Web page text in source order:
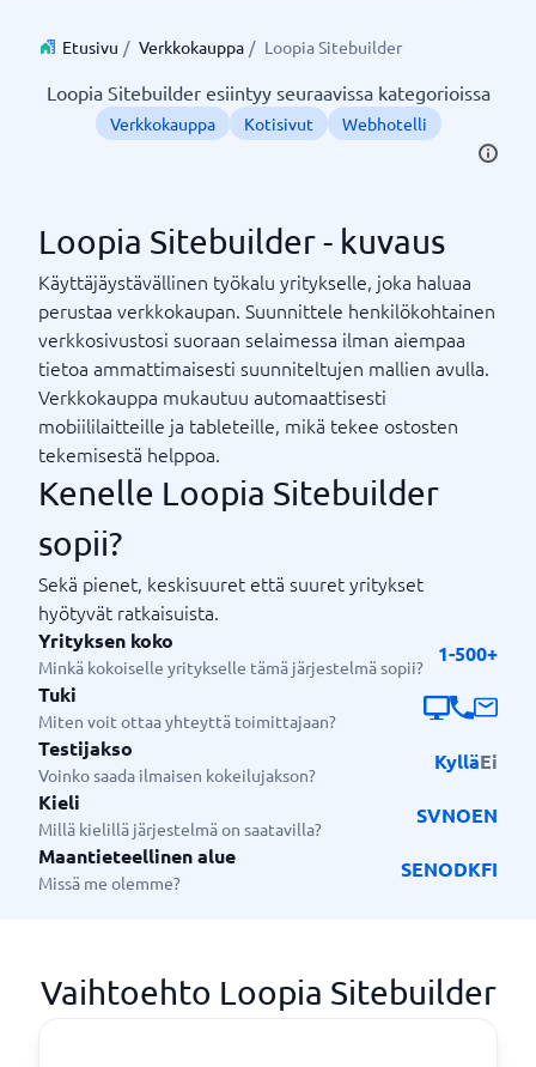
Etusivu / Verkkokauppa / Loopia Sitebuilder
Loopia Sitebuilder esiintyy seuraavissa kategorioissa
Verkkokauppa Kotisivut Webhotelli
Loopia Sitebuilder - kuvaus
Käyttäjäystävällinen työkalu yritykselle, joka haluaa
perustaa verkkokaupan. Suunnittele henkilökohtainen
verkkosivustosi suoraan selaimessa ilman aiempaa
tietoa ammattimaisesti suunniteltujen mallien avulla.
Verkkokauppa mukautuu automaattisesti
mobiililaitteille ja tableteille, mikä tekee ostosten
tekemisestä helppoa.
Kenelle Loopia Sitebuilder
sopii?
Sekä pienet, keskisuuret että suuret yritykset
hyötyvät ratkaisuista.
Yrityksen koko
Minkä kokoiselle yritykselle tämä järjestelmä sopii?
1-500+
Tuki
Miten voit ottaa yhteyttä toimittajaan?
Testijakso
Voinko saada ilmaisen kokeilujakson?
KylläEi
Kieli
Millä kielillä järjestelmä on saatavilla?
SVNOEN
Maantieteellinen alue
Missä me olemme?
SENODKFI
Vaihtoehto Loopia Sitebuilder